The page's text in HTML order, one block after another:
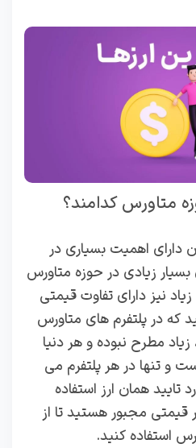
متاورس کدامند؟
دارای اهمیت بسیاری در
بسیار زیادی در حوزه متاورس
نیز دارای تفاوت قیمتی
که در پلتفرم های متاورس
زیاد مطرح نبوده و هر دنیا
و تنها در هر پلتفرم می
تایید همان ارز استفاده
مجبور هستید تا از
استفاده کنید.